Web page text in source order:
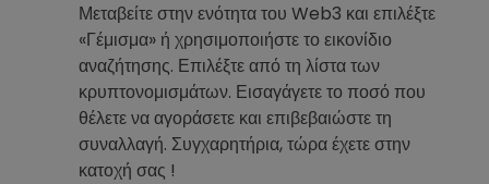
Μεταβείτε στην ενότητα του Web3 και επιλέξτε
«Γέμισμα» ή χρησιμοποιήστε το εικονίδιο
αναζήτησης. Επιλέξτε από τη λίστα των
κρυπτονομισμάτων. Εισαγάγετε το ποσό που
θέλετε να αγοράσετε και επιβεβαιώστε τη
συναλλαγή. Συγχαρητήρια, τώρα έχετε στην
κατοχή σας !